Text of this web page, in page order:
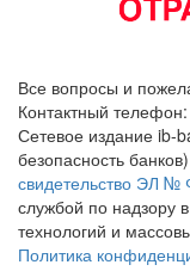
Все вопросы и
Контактный телефон:
Сетевое издание ib-
безопасность
свидетельство ЭЛ №
службой по надзору
технологий и
Политика